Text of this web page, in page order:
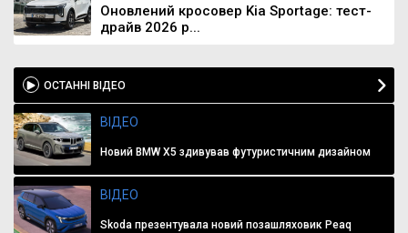
Оновлений кросовер Kia Sportage: тест-
драйв 2026 р...
ОСТАННІ ВІДЕО
ВІДЕО
Новий BMW X5 здивував футуристичним дизайном
ВІДЕО
Skoda презентувала новий позашляховик Peaq